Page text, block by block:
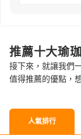
推薦十大瑜
接下來，就讓我們
值得推薦的優點，
人氣排行